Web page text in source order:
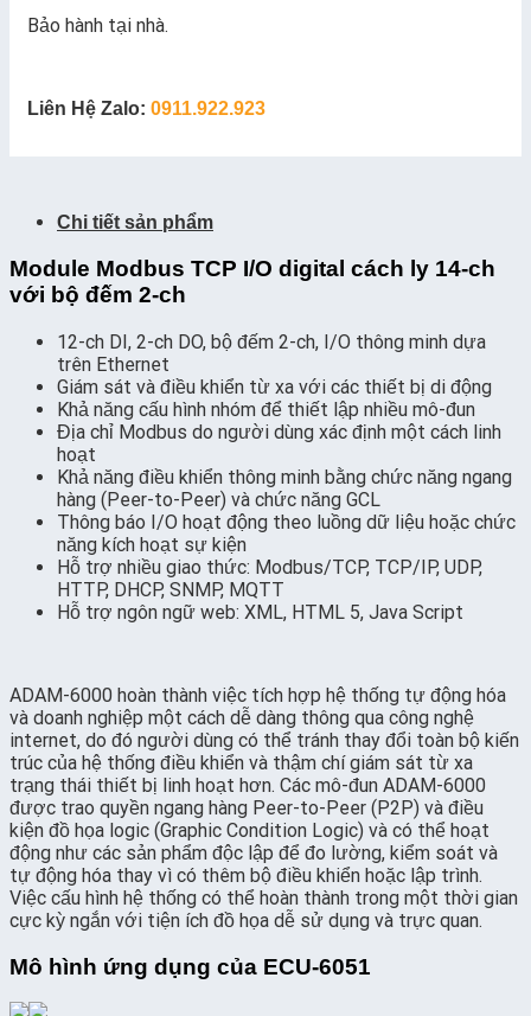
Bảo hành tại nhà.
Liên Hệ Zalo: 0911.922.923
Chi tiết sản phẩm
Module Modbus TCP I/O digital cách ly 14-ch
với bộ đếm 2-ch
12-ch DI, 2-ch DO, bộ đếm 2-ch, I/O thông minh dựa
trên Ethernet
Giám sát và điều khiển từ xa với các thiết bị di động
Khả năng cấu hình nhóm để thiết lập nhiều mô-đun
Địa chỉ Modbus do người dùng xác định một cách linh
hoạt
Khả năng điều khiển thông minh bằng chức năng ngang
hàng (Peer-to-Peer) và chức năng GCL
Thông báo I/O hoạt động theo luồng dữ liệu hoặc chức
năng kích hoạt sự kiện
Hỗ trợ nhiều giao thức: Modbus/TCP, TCP/IP, UDP,
HTTP, DHCP, SNMP, MQTT
Hỗ trợ ngôn ngữ web: XML, HTML 5, Java Script
ADAM-6000 hoàn thành việc tích hợp hệ thống tự động hóa
và doanh nghiệp một cách dễ dàng thông qua công nghệ
internet, do đó người dùng có thể tránh thay đổi toàn bộ kiến
trúc của hệ thống điều khiển và thậm chí giám sát từ xa
trạng thái thiết bị linh hoạt hơn. Các mô-đun ADAM-6000
được trao quyền ngang hàng Peer-to-Peer (P2P) và điều
kiện đồ họa logic (Graphic Condition Logic) và có thể hoạt
động như các sản phẩm độc lập để đo lường, kiểm soát và
tự động hóa thay vì có thêm bộ điều khiển hoặc lập trình.
Việc cấu hình hệ thống có thể hoàn thành trong một thời gian
cực kỳ ngắn với tiện ích đồ họa dễ sử dụng và trực quan.
Mô hình ứng dụng của ECU-6051